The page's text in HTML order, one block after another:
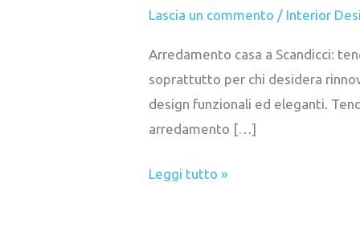
Lascia un commento / Interior
Arredamento casa a Scandicci:
soprattutto per chi desidera
design funzionali ed eleganti.
arredamento […]
Leggi tutto »